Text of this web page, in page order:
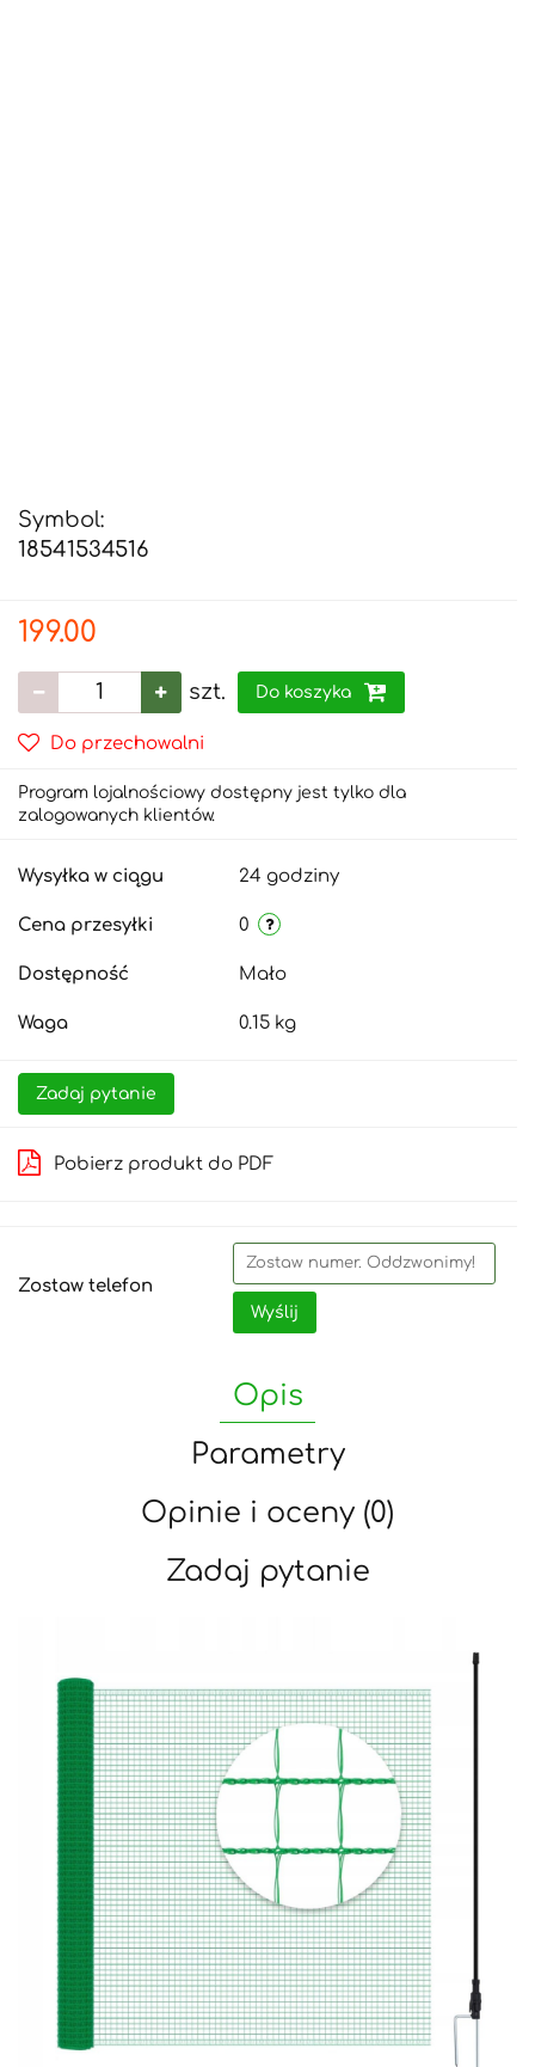
Symbol:
18541534516
199.00
szt. Do koszyka
Do przechowalni
Program lojalnościowy dostępny jest tylko dla
zalogowanych klientów.
Wysyłka w ciągu 24 godziny
Cena przesyłki 0
Dostępność Mało
Waga 0.15 kg
Zadaj pytanie
Pobierz produkt do PDF
Zostaw telefon
Wyślij
Opis
Parametry
Opinie i oceny (0)
Zadaj pytanie